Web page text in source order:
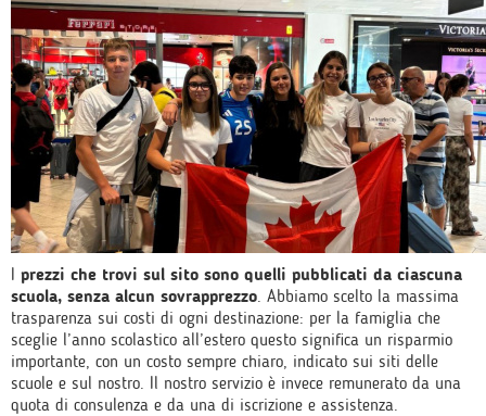
I prezzi che trovi sul sito sono quelli pubblicati da ciascuna
scuola, senza alcun sovrapprezzo. Abbiamo scelto la massima
trasparenza sui costi di ogni destinazione: per la famiglia che
sceglie l’anno scolastico all’estero questo significa un risparmio
importante, con un costo sempre chiaro, indicato sui siti delle
scuole e sul nostro. Il nostro servizio è invece remunerato da una
quota di consulenza e da una di iscrizione e assistenza.